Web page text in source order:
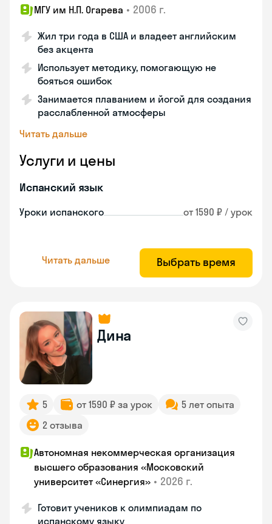
МГУ им Н.П. Огарева • 2006 г.
Жил три года в США и владеет английским
без акцента
Использует методику, помогающую не
бояться ошибок
Занимается плаванием и йогой для создания
расслабленной атмосферы
Читать дальше
Услуги и цены
Испанский язык
Уроки испанского от 1590 ₽ / урок
Читать дальше Выбрать время
Дина
5 от 1590 ₽ за урок
5 лет опыта
2 отзыва
Автономная некоммерческая организация
высшего образования «Московский
университет «Синергия» • 2026 г.
Готовит учеников к олимпиадам по
испанскому языку